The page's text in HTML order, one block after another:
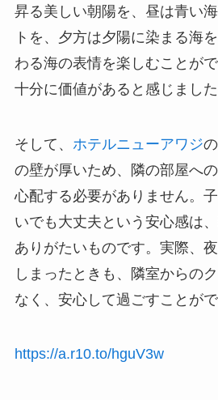
昇る美しい朝陽を、昼は青い
トを、夕方は夕陽に染まる海
わる海の表情を楽しむことが
十分に価値があると感じました
そして、 ホテルニューアワジ
の壁が厚いため、隣の部屋へ
心配する必要がありません。
いでも大丈夫という安心感は
ありがたいものです。実際、
しまったときも、隣室からの
なく、安心して過ごすことがで
https://a.r10.to/hguV3w